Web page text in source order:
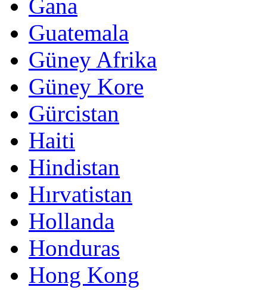
Gana
Guatemala
Güney Afrika
Güney Kore
Gürcistan
Haiti
Hindistan
Hırvatistan
Hollanda
Honduras
Hong Kong